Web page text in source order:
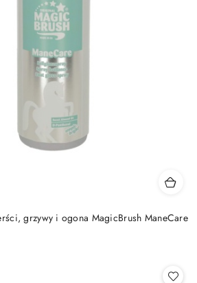
grzywy i ogona MagicBrush ManeCare